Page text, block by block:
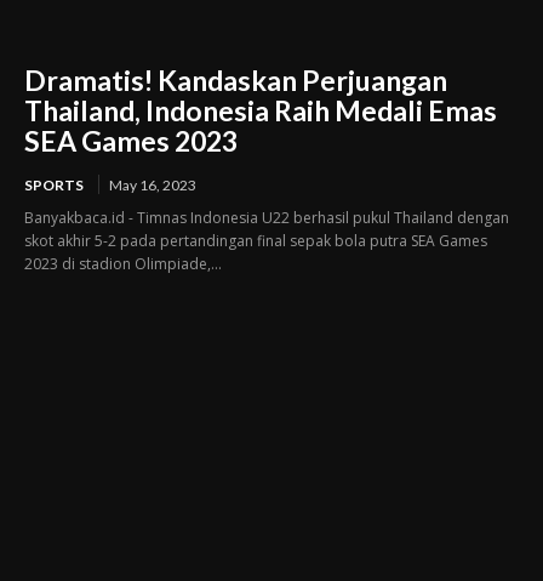
Dramatis! Kandaskan Perjuangan
Thailand, Indonesia Raih Medali Emas
SEA Games 2023
SPORTS May 16, 2023
Banyakbaca.id - Timnas Indonesia U22 berhasil pukul Thailand dengan
skot akhir 5-2 pada pertandingan final sepak bola putra SEA Games
2023 di stadion Olimpiade,...